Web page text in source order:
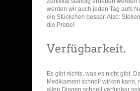
werden wir auch jeden Tag aufs
ein Stückchen besser. Also:
die Probe!
Es gibt nichts, was es nicht gibt.
Medikament schnell wirken kann,
allen Dingen schnell verfügbar